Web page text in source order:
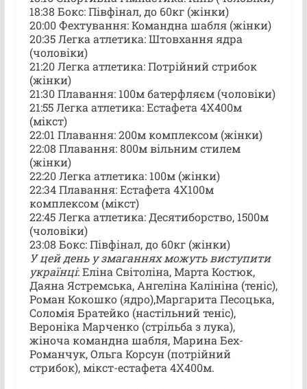
18:38 Бокс: Півфінал, до 60кг (жінки)
20:00 Фехтування: Командна шабля (жінки)
20:35 Легка атлетика: Штовхання ядра
(чоловіки)
21:20 Легка атлетика: Потрійний стрибок
(жінки)
21:30 Плавання: 100м батерфляєм (чоловіки)
21:55 Легка атлетика: Естафета 4X400м
(мікст)
22:01 Плавання: 200м комплексом (жінки)
22:08 Плавання: 800м вільним стилем
(жінки)
22:20 Легка атлетика: 100м (жінки)
22:34 Плавання: Естафета 4X100м
комплексом (мікст)
22:45 Легка атлетика: Десятиборство, 1500м
(чоловіки)
23:08 Бокс: Півфінал, до 60кг (жінки)
У цей день у змаганнях можуть виступити
українці: Еліна Світоліна, Марта Костюк,
Даяна Ястремська, Ангеліна Калініна (теніс),
Роман Кокошко (ядро),Маргарита Песоцька,
Соломія Братейко (настільний теніс),
Вероніка Марченко (стрільба з лука),
жіноча командна шабля, Марина Бех-
Романчук, Ольга Корсун (потрійний
стрибок), мікст-естафета 4X400м.